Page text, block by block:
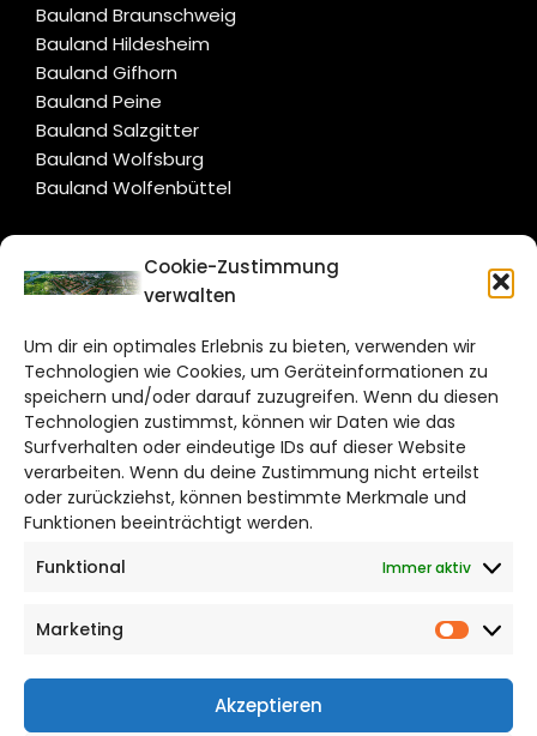
Cookie-Zustimmung
verwalten
Um dir ein optimales Erlebnis zu bieten, verwenden wir
Technologien wie Cookies, um Geräteinformationen zu
speichern und/oder darauf zuzugreifen. Wenn du diesen
Technologien zustimmst, können wir Daten wie das
Surfverhalten oder eindeutige IDs auf dieser Website
verarbeiten. Wenn du deine Zustimmung nicht erteilst
oder zurückziehst, können bestimmte Merkmale und
Funktionen beeinträchtigt werden.
Funktional
Immer aktiv
Marketing
Akzeptieren
Bauland Braunschweig
Bauland Hildesheim
Bauland Gifhorn
Bauland Peine
Bauland Salzgitter
Bauland Wolfsburg
Bauland Wolfenbüttel
CITYLIFE!
Bruchtorwall 12
38100 Braunschweig
Telefon: 0531 387220 – 65
DAS STADTMAGAZIN FÜR
SALZGITTER
Impressum
Cookie Richtlinie
CITYLIFE! BEI FACEBOOK